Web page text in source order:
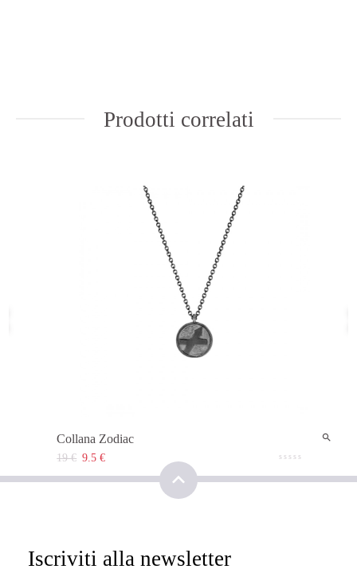
Prodotti correlati
Collana Zodiac
19 € 9.5 €
Iscriviti alla newsletter